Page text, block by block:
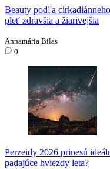
Beauty podľa
pleť zdravšia a žiarivejšia
Annamária Bilas
0
Perzeidy 2026 prinesú
padajúce hviezdy leta?